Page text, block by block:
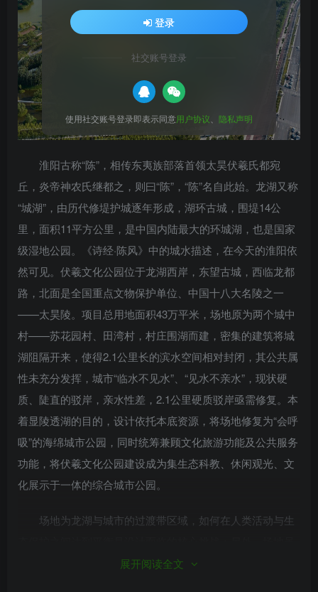
淮阳古称“陈”，相传东夷族部落首领太昊伏羲氏都宛
丘，炎帝神农氏继都之，则曰“陈”，“陈”名自此始。龙湖又称
“城湖”，由历代修堤护城逐年形成，湖环古城，围堤14公
里，面积11平方公里，是中国内陆最大的环城湖，也是国家
级湿地公园。《诗经·陈风》中的城水描述，在今天的淮阳依
然可见。伏羲文化公园位于龙湖西岸，东望古城，西临龙都
路，北面是全国重点文物保护单位、中国十八大名陵之一
——太昊陵。项目总用地面积43万平米，场地原为两个城中
村——苏花园村、田湾村，村庄围湖而建，密集的建筑将城
湖阻隔开来，使得2.1公里长的滨水空间相对封闭，其公共属
性未充分发挥，城市“临水不见水”、“见水不亲水”，现状硬
质、陡直的驳岸，亲水性差，2.1公里硬质驳岸亟需修复。本
着显陵透湖的目的，设计依托本底资源，将场地修复为“会呼
吸”的海绵城市公园，同时统筹兼顾文化旅游功能及公共服务
功能，将伏羲文化公园建设成为集生态科教、休闲观光、文
化展示于一体的综合城市公园。
场地为龙湖与城市的过渡带区域，如何在人类活动与生
濒临龙湖但滨湖水体能见度差，硬质陡岸，水环境退化，且
展开阅读全文
登录
社交账号登录
使用社交账号登录即表示同意用户协议 隐私声明